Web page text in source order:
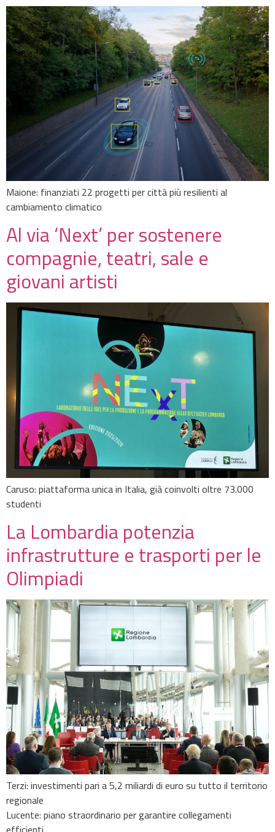
Maione: finanziati 22 progetti per città più resilienti al
cambiamento climatico
Al via ‘Next’ per sostenere
compagnie, teatri, sale e
giovani artisti
Caruso: piattaforma unica in Italia, già coinvolti oltre 73.000
studenti
La Lombardia potenzia
infrastrutture e trasporti per le
Olimpiadi
Terzi: investimenti pari a 5,2 miliardi di euro su tutto il territorio
regionale
Lucente: piano straordinario per garantire collegamenti